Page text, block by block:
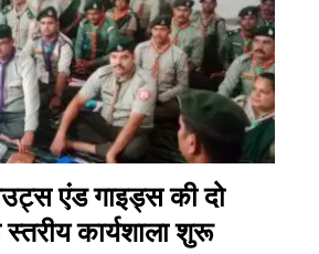
एंड गाइड्स की दो
स्तरीय कार्यशाला शुरू